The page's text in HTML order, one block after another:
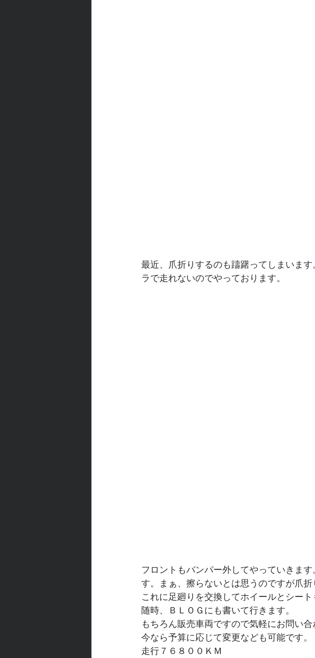
最近、爪折りするのも躊躇ってしまいま
ラで走れないのでやっております。
フロントもバンパー外してやっていきま
す。まぁ、擦らないとは思うのですが爪
これに足廻りを交換してホイールとシート
随時、ＢＬＯＧにも書いて行きます。
もちろん販売車両ですので気軽にお問い合
今なら予算に応じて変更なども可能です。
走行７６８００ＫＭ